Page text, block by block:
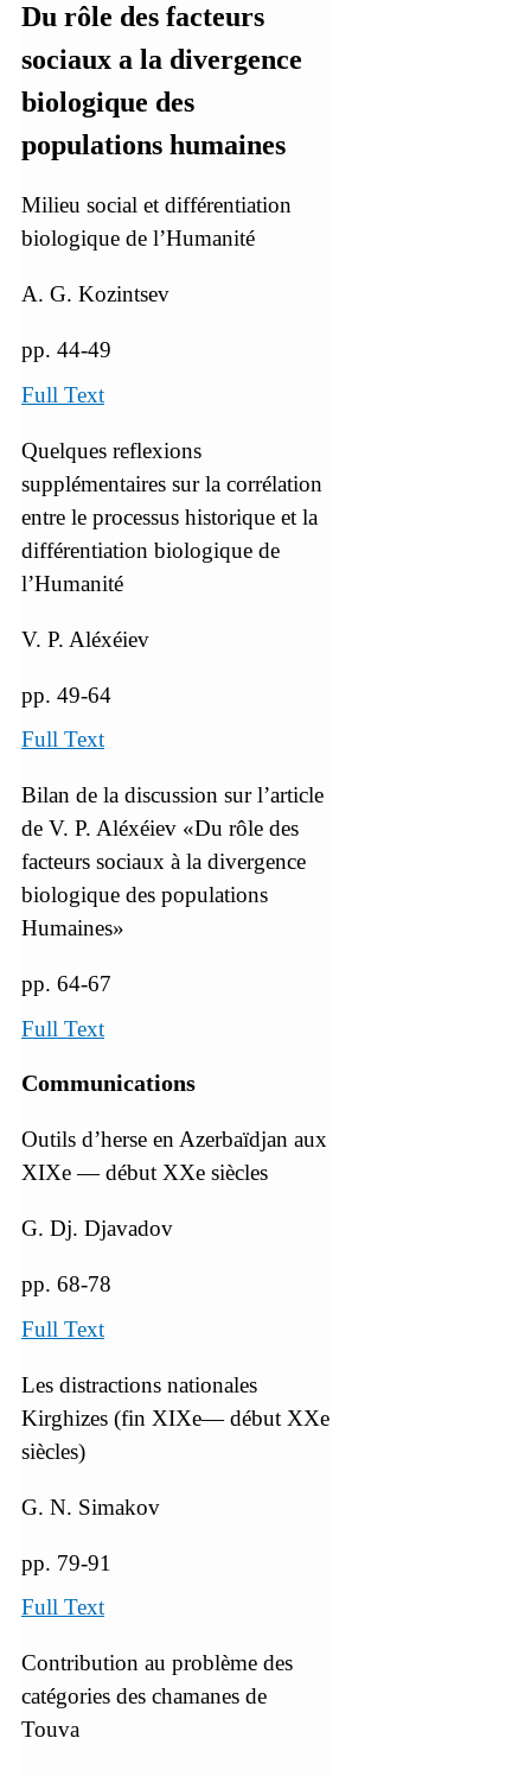
Du rôle des facteurs
sociaux a la divergence
biologique des
populations humaines
Milieu social et différentiation
biologique de l’Humanité
A. G. Kozintsev
pp. 44-49
Full Text
Quelques reflexions
supplémentaires sur la corrélation
entre le processus historique et la
différentiation biologique de
l’Humanité
V. P. Aléxéiev
pp. 49-64
Full Text
Bilan de la discussion sur l’article
de V. P. Aléxéiev «Du rôle des
facteurs sociaux à la divergence
biologique des populations
Humaines»
pp. 64-67
Full Text
Communications
Outils d’herse en Azerbaïdjan aux
XIXe — début XXe siècles
G. Dj. Djavadov
pp. 68-78
Full Text
Les distractions nationales
Kirghizes (fin XIXe— début XXe
siècles)
G. N. Simakov
pp. 79-91
Full Text
Contribution au problème des
catégories des chamanes de
Touva